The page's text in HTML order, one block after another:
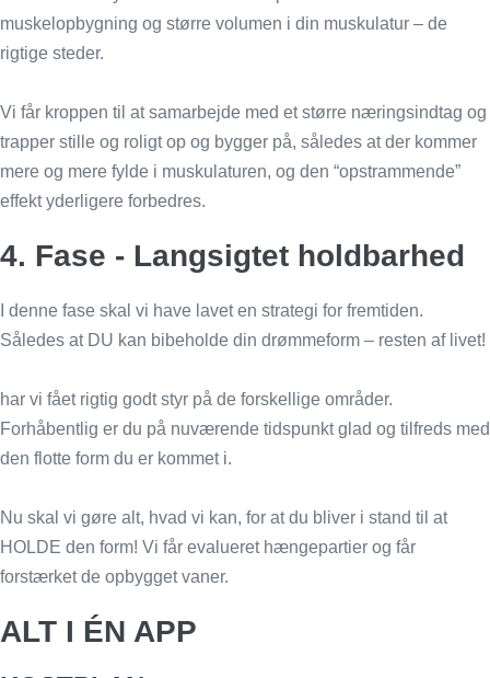
muskelopbygning og større volumen i din muskulatur – de
rigtige steder.
Vi får kroppen til at samarbejde med et større næringsindtag og
trapper stille og roligt op og bygger på, således at der kommer
mere og mere fylde i muskulaturen, og den “opstrammende”
effekt yderligere forbedres.
4. Fase - Langsigtet holdbarhed
I denne fase skal vi have lavet en strategi for fremtiden.
Således at DU kan bibeholde din drømmeform – resten af livet!
har vi fået rigtig godt styr på de forskellige områder.
Forhåbentlig er du på nuværende tidspunkt glad og tilfreds med
den flotte form du er kommet i.
Nu skal vi gøre alt, hvad vi kan, for at du bliver i stand til at
HOLDE den form! Vi får evalueret hængepartier og får
forstærket de opbygget vaner.
ALT I ÉN APP